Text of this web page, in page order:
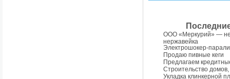
ООО «Меркурий» —
нержавейка
Электрошокер-
Продаю пивные кеги
Предлагаем
Строительство
Укладка клинкерной